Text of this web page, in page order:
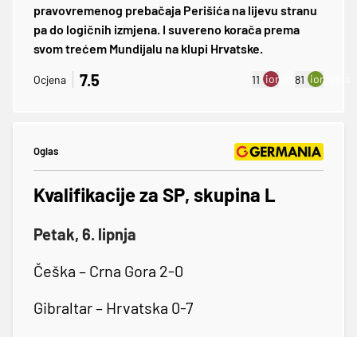
pravovremenog prebačaja Perišića na lijevu stranu
pa do logičnih izmjena. I suvereno korača prema
svom trećem Mundijalu na klupi Hrvatske.
Ocjena 7.5 11 ion:minus
81 ion:plus
Oglas
Kvalifikacije za SP, skupina L
Petak, 6. lipnja
Češka – Crna Gora 2-0
Gibraltar – Hrvatska 0-7